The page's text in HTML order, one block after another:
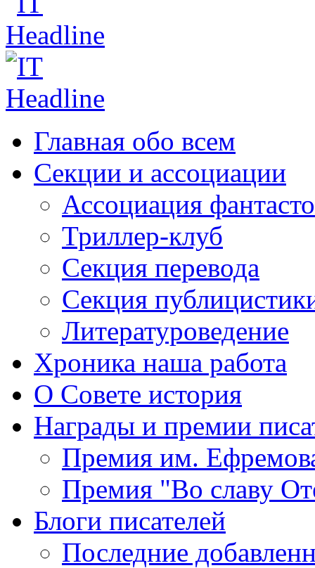
Главная обо всем
Секции и ассоциации
Ассоциация
Триллер-клуб
Секция перевода
Секция
Литературоведение
Хроника наша работа
О Совете история
Награды и премии
Премия им.
Премия "Во славу
Блоги писателей
Последние